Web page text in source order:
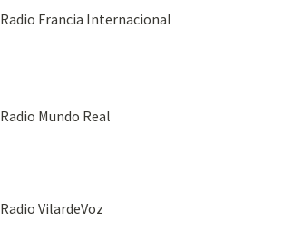
Radio Francia Internacional
Radio Mundo Real
Radio VilardeVoz